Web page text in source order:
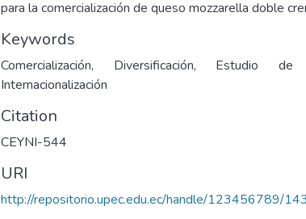
para la comercialización de queso mozzarella doble
Keywords
Comercialización, Diversificación, Estudio
Internacionalización
Citation
CEYNI-544
URI
http://repositorio.upec.edu.ec/handle/123456789/